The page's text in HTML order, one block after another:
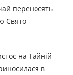
переносять
Свято
на Тайній
в